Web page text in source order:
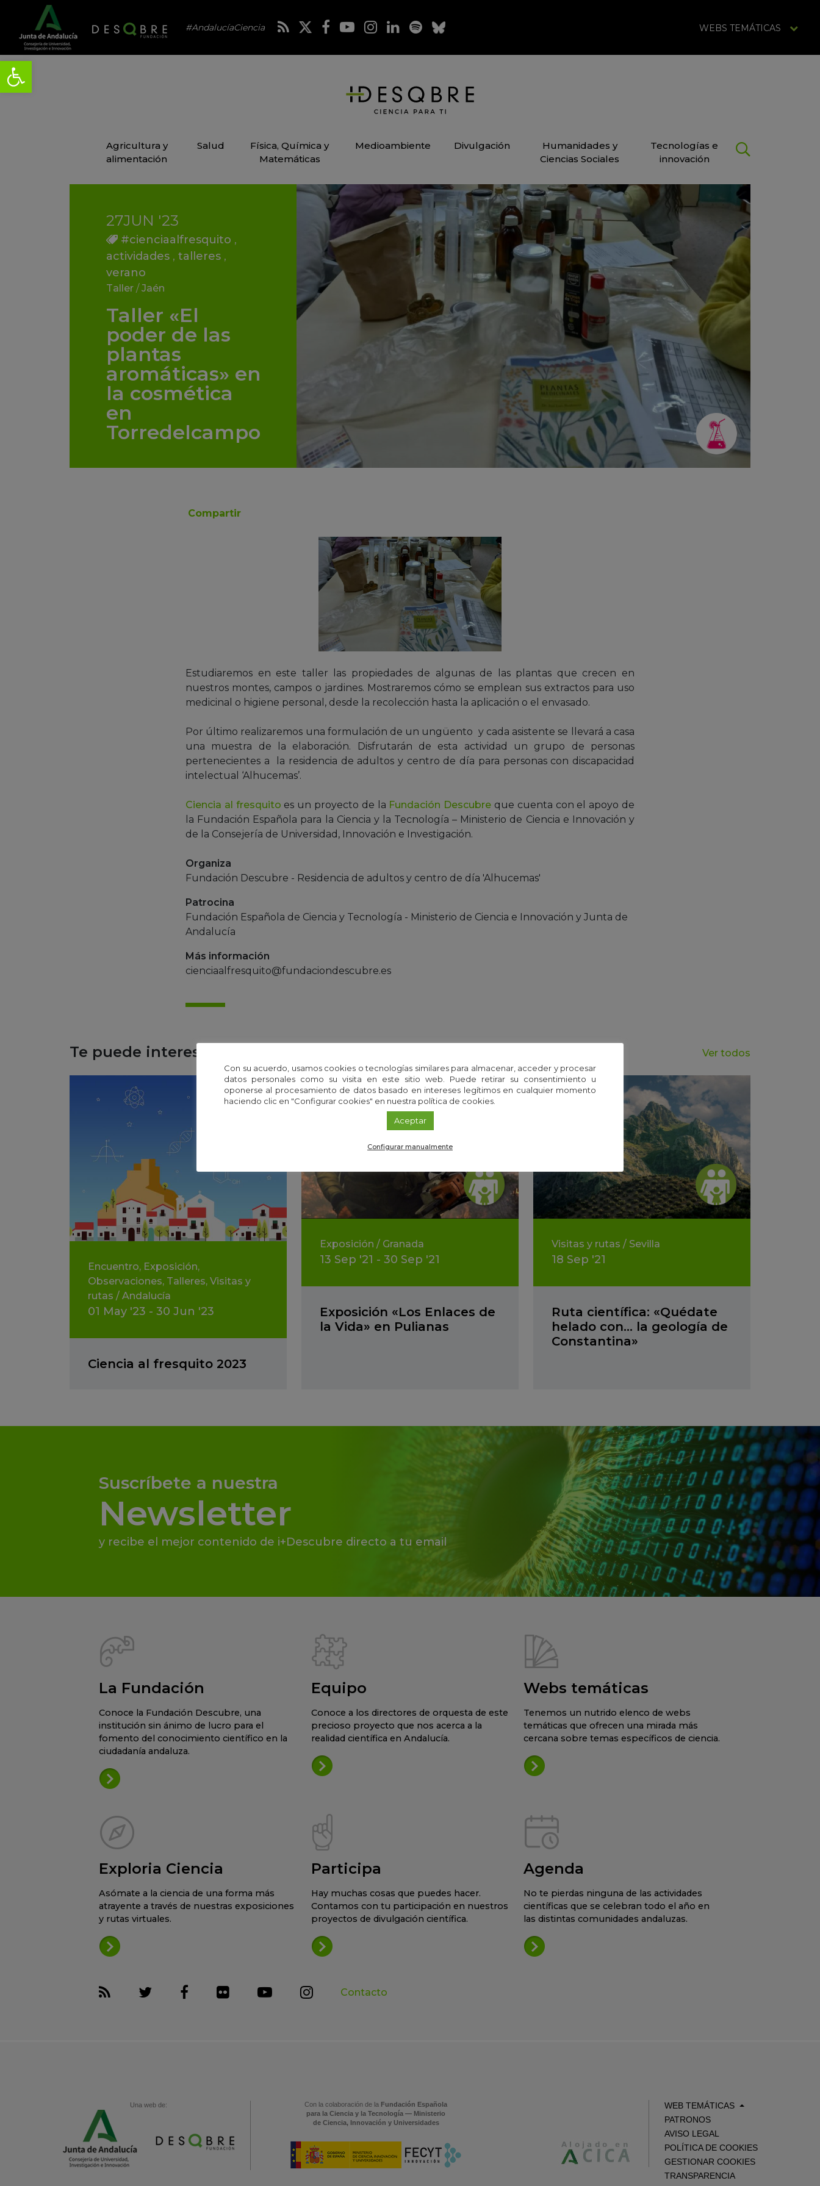
#AndalucíaCiencia WEBS TEMÁTICAS
Agricultura y
alimentación
Salud
Física, Química y
Matemáticas
Medioambiente Divulgación
Humanidades y
Ciencias Sociales
Tecnologías e
innovación
27JUN '23
#cienciaalfresquito ,
actividades , talleres ,
verano
Taller /Jaén
Taller «El
poder de las
plantas
aromáticas» en
la cosmética
en
Torredelcampo
Compartir
Estudiaremos en este taller las propiedades de algunas de las plantas que crecen en
nuestros montes, campos o jardines. Mostraremos cómo se emplean sus extractos para uso
medicinal o higiene personal, desde la recolección hasta la aplicación o el envasado.
Por último realizaremos una formulación de un ungüento y cada asistente se llevará a casa
una muestra de la elaboración. Disfrutarán de esta actividad un grupo de personas
pertenecientes a la residencia de adultos y centro de día para personas con discapacidad
intelectual ‘Alhucemas’.
Ciencia al fresquito es un proyecto de la Fundación Descubre que cuenta con el apoyo de
la Fundación Española para la Ciencia y la Tecnología – Ministerio de Ciencia e Innovación y
de la Consejería de Universidad, Innovación e Investigación.
Organiza
Fundación Descubre - Residencia de adultos y centro de día 'Alhucemas'
Patrocina
Fundación Española de Ciencia y Tecnología - Ministerio de Ciencia e Innovación y Junta de
Andalucía
Más información
cienciaalfresquito@fundaciondescubre.es
Te puede interesar... Ver todos
Encuentro, Exposición,
Observaciones, Talleres, Visitas y
rutas / Andalucía
01 May '23 - 30 Jun '23
Ciencia al fresquito 2023
Exposición / Granada
13 Sep '21 - 30 Sep '21
Exposición «Los Enlaces de
la Vida» en Pulianas
Visitas y rutas / Sevilla
18 Sep '21
Ruta científica: «Quédate
helado con… la geología de
Constantina»
Suscríbete a nuestra
Newsletter
y recibe el mejor contenido de i+Descubre directo a tu email
La Fundación
Conoce la Fundación Descubre, una
institución sin ánimo de lucro para el
fomento del conocimiento científico en la
ciudadanía andaluza.
Equipo
Conoce a los directores de orquesta de este
precioso proyecto que nos acerca a la
realidad científica en Andalucía.
Webs temáticas
Tenemos un nutrido elenco de webs
temáticas que ofrecen una mirada más
cercana sobre temas específicos de ciencia.
Exploria Ciencia
Asómate a la ciencia de una forma más
atrayente a través de nuestras exposiciones
y rutas virtuales.
Participa
Hay muchas cosas que puedes hacer.
Contamos con tu participación en nuestros
proyectos de divulgación científica.
Agenda
No te pierdas ninguna de las actividades
científicas que se celebran todo el año en
las distintas comunidades andaluzas.
Contacto
Una web de: Con la colaboración de la Fundación Española
para la Ciencia y la Tecnología — Ministerio
de Ciencia, Innovación y Universidades
WEB TEMÁTICAS
PATRONOS
AVISO LEGAL
POLÍTICA DE COOKIES
GESTIONAR COOKIES
TRANSPARENCIA
Con su acuerdo, usamos cookies o tecnologías similares para almacenar, acceder y procesar
datos personales como su visita en este sitio web. Puede retirar su consentimiento u
oponerse al procesamiento de datos basado en intereses legítimos en cualquier momento
haciendo clic en "Configurar cookies" en nuestra política de cookies.
Aceptar
Configurar manualmente